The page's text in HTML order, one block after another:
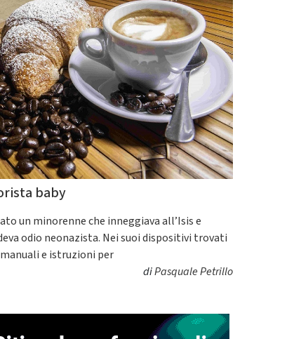
baby
un minorenne che inneggiava all’Isis e
odio neonazista. Nei suoi dispositivi trovati
e istruzioni per
diPasquale Petrillo